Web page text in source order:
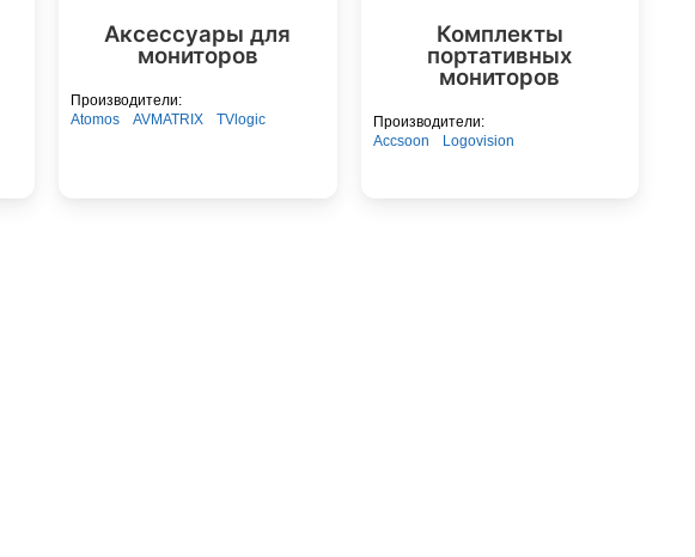
Аксессуары для
мониторов
Производители:
Atomos
AVMATRIX TVlogic
Комплекты
портативных
мониторов
Производители:
Accsoon
Logovision